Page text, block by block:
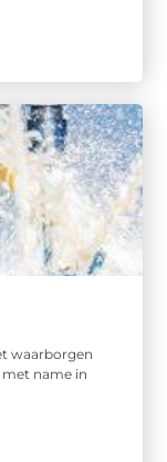
waarborgen
name in